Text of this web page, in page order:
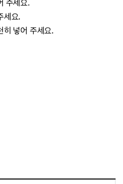
주세요.
세요.
넣어 주세요.